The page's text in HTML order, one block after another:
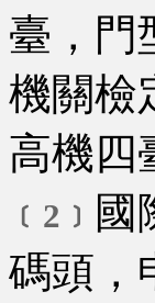
臺，門
機關檢
高機四
﹝2﹞ 國
碼頭，